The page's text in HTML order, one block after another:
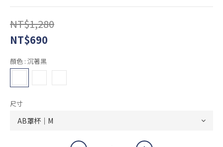
NT$1,280
NT$690
顏色 : 沉著黑
尺寸